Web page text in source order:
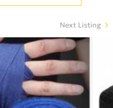
Next Listing